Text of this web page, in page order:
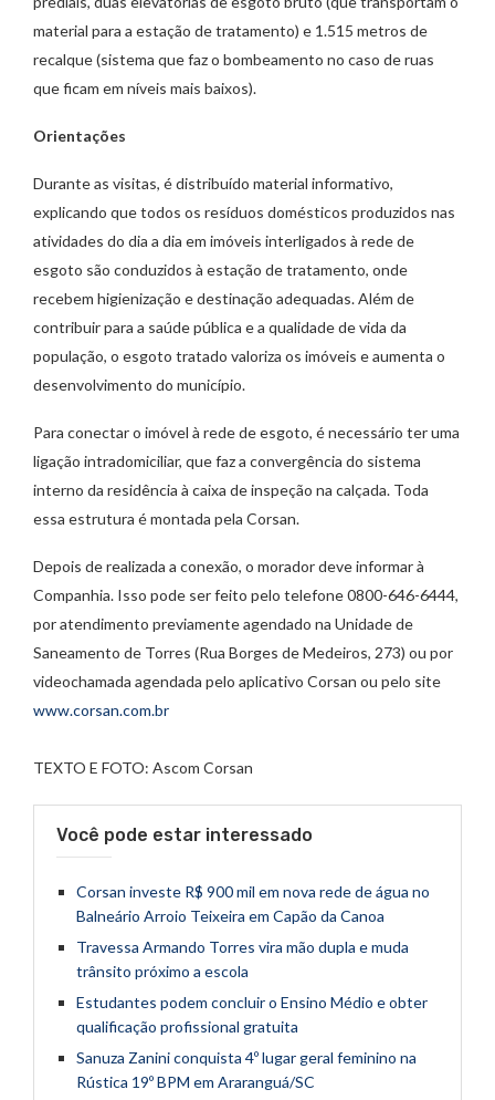
material para a estação de tratamento) e 1.515 metros de
recalque (sistema que faz o bombeamento no caso de ruas
que ficam em níveis mais baixos).
Orientações
Durante as visitas, é distribuído material informativo,
explicando que todos os resíduos domésticos produzidos nas
atividades do dia a dia em imóveis interligados à rede de
esgoto são conduzidos à estação de tratamento, onde
recebem higienização e destinação adequadas. Além de
contribuir para a saúde pública e a qualidade de vida da
população, o esgoto tratado valoriza os imóveis e aumenta o
desenvolvimento do município.
Para conectar o imóvel à rede de esgoto, é necessário ter uma
ligação intradomiciliar, que faz a convergência do sistema
interno da residência à caixa de inspeção na calçada. Toda
essa estrutura é montada pela Corsan.
Depois de realizada a conexão, o morador deve informar à
Companhia. Isso pode ser feito pelo telefone 0800-646-6444,
por atendimento previamente agendado na Unidade de
Saneamento de Torres (Rua Borges de Medeiros, 273) ou por
videochamada agendada pelo aplicativo Corsan ou pelo site
www.corsan.com.br
TEXTO E FOTO: Ascom Corsan
Você pode estar interessado
Corsan investe R$ 900 mil em nova rede de água no
Balneário Arroio Teixeira em Capão da Canoa
Travessa Armando Torres vira mão dupla e muda
trânsito próximo a escola
Estudantes podem concluir o Ensino Médio e obter
qualificação profissional gratuita
Sanuza Zanini conquista 4º lugar geral feminino na
Rústica 19º BPM em Araranguá/SC